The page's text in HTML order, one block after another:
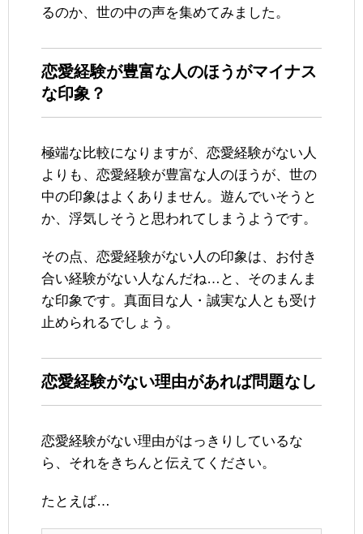
るのか、世の中の声を集めてみました。
恋愛経験が豊富な人のほうがマイナス
な印象？
極端な比較になりますが、恋愛経験がない人
よりも、恋愛経験が豊富な人のほうが、世の
中の印象はよくありません。遊んでいそうと
か、浮気しそうと思われてしまうようです。
その点、恋愛経験がない人の印象は、お付き
合い経験がない人なんだね…と、そのまんま
な印象です。真面目な人・誠実な人とも受け
止められるでしょう。
恋愛経験がない理由があれば問題なし
恋愛経験がない理由がはっきりしているな
ら、それをきちんと伝えてください。
たとえば…